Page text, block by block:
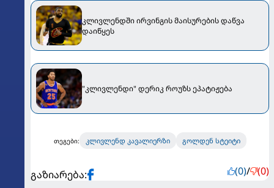
კლივლენდში ირვინგის მაისურების დაწვა
დაიწყეს
"კლივლენდი" დერიკ როუზს ეპატიჟება
თეგები: კლივლენდ კავალიერზი გოლდენ სტეიტი
გაზიარება: (0)/ (0)